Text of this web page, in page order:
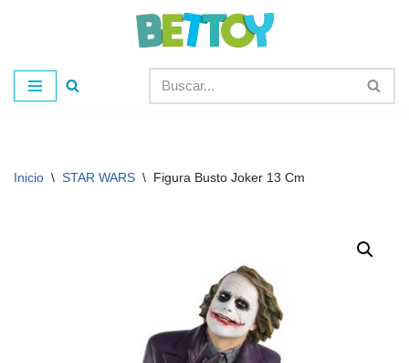
al
contenido
Inicio \ STAR WARS \ Figura Busto Joker 13 Cm